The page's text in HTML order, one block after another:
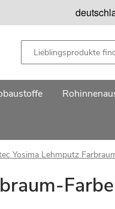
Yosima Lehmputz